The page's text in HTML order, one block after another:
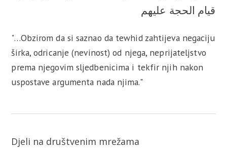
قيام الحجة عليهم
"…Obzirom da si saznao da tewhid zahtijeva negaciju
širka, odricanje (nevinost) od njega, neprijateljstvo
prema njegovim sljedbenicima i tekfir njih nakon
uspostave argumenta nada njima."
Djeli na društvenim mrežama